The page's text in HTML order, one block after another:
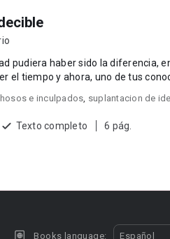
pudiera haber sido la diferencia,
el tiempo y ahora, uno de tus
e inculpados, suplantacion de
Texto completo 6 pág.
Books language: Español